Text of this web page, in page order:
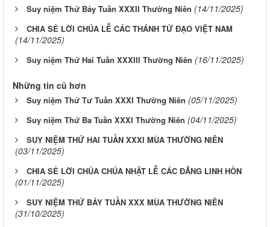
Suy niệm Thứ Bảy Tuần XXXII Thường Niên (14/11/2025)
CHIA SẺ LỜI CHÚA LỄ CÁC THÁNH TỬ ĐẠO VIỆT NAM
(14/11/2025)
Suy niệm Thứ Hai Tuần XXXIII Thường Niên (16/11/2025)
Những tin cũ hơn
Suy niệm Thứ Tư Tuần XXXI Thường Niên (05/11/2025)
Suy niệm Thứ Ba Tuần XXXI Thường Niên (04/11/2025)
SUY NIỆM THỨ HAI TUẦN XXXI MÙA THƯỜNG NIÊN
(03/11/2025)
CHIA SẺ LỜI CHÚA CHÚA NHẬT LỄ CÁC ĐẲNG LINH HỒN
(01/11/2025)
SUY NIỆM THỨ BẢY TUẦN XXX MÙA THƯỜNG NIÊN
(31/10/2025)